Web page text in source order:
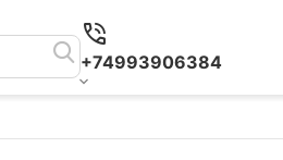
+74993906384